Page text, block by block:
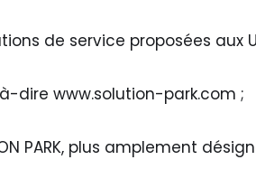
de service proposées aux
dire www.solution-park.com ;
PARK, plus amplement